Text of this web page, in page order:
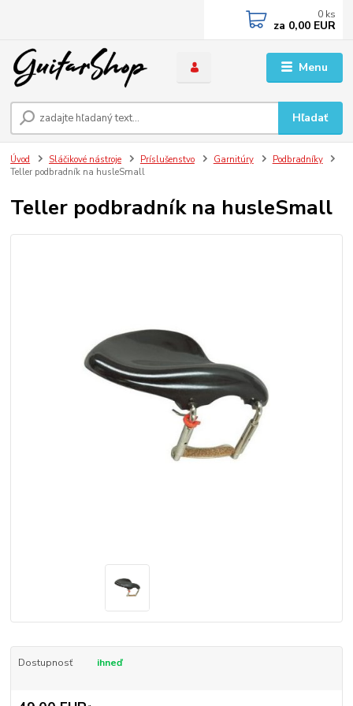
Menu
Hľadať
0 ks
za 0,00 EUR
Úvod Sláčikové nástroje Príslušenstvo Garnitúry
Podbradníky
Teller podbradník na husleSmall
Teller podbradník na husleSmall
Dostupnosť ihneď